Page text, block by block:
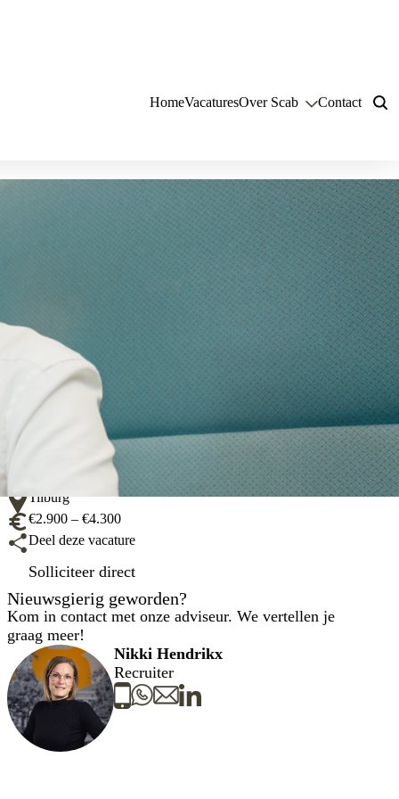
HomeVacaturesOver Scab Contact
Tilburg
€2.900 – €4.300
Deel deze vacature
Solliciteer direct
Nieuwsgierig geworden?
Kom in contact met onze adviseur. We vertellen je
graag meer!
Nikki Hendrikx
Recruiter